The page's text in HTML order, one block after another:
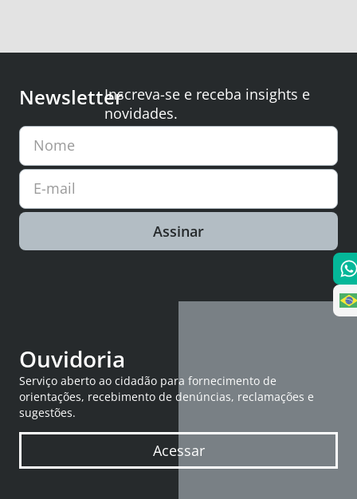
NewsletterInscreva-se e receba insights e
novidades.
Nome
E-mail
Assinar
Ouvidoria
Serviço aberto ao cidadão para fornecimento de
orientações, recebimento de denúncias, reclamações e
sugestões.
Acessar